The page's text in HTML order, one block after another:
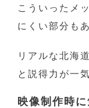
こういったメ
にくい部分も
リアルな北海
と説得力が一
映像制作時